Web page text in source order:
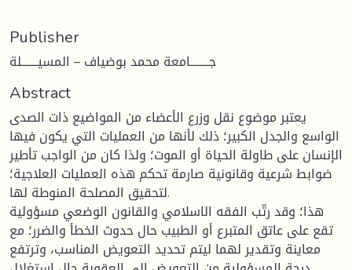
Publisher
جــــــــامعة محمد بوضياف – المسيـــــــلة
Abstract
يعتبر موضوع نقل وزرع الأعضاء من المواضيع ذات الصدى
الواسع والجدل الكبير؛ ذلك لأنها من العمليات التي يكون فيها
الإنسان على طاولة الحياة أو الموت؛ ولذا كان من الواجب تأطير
ضوابط شرعية وقانونية صارمة تحكم هذه العمليات العلاجية؛
لتحقيق المصلحة المنوطة لها.
هذا؛ وقد رتّب الفقه الاسلامي والقانون الوضعي مسؤولية
تقع على عاتق المتبرع أو الطبيب حال حدوث الخطأ والضرر؛ مع
معاينة وتقدير لهما ليتم تحديد التعويض المناسب، وترتفع